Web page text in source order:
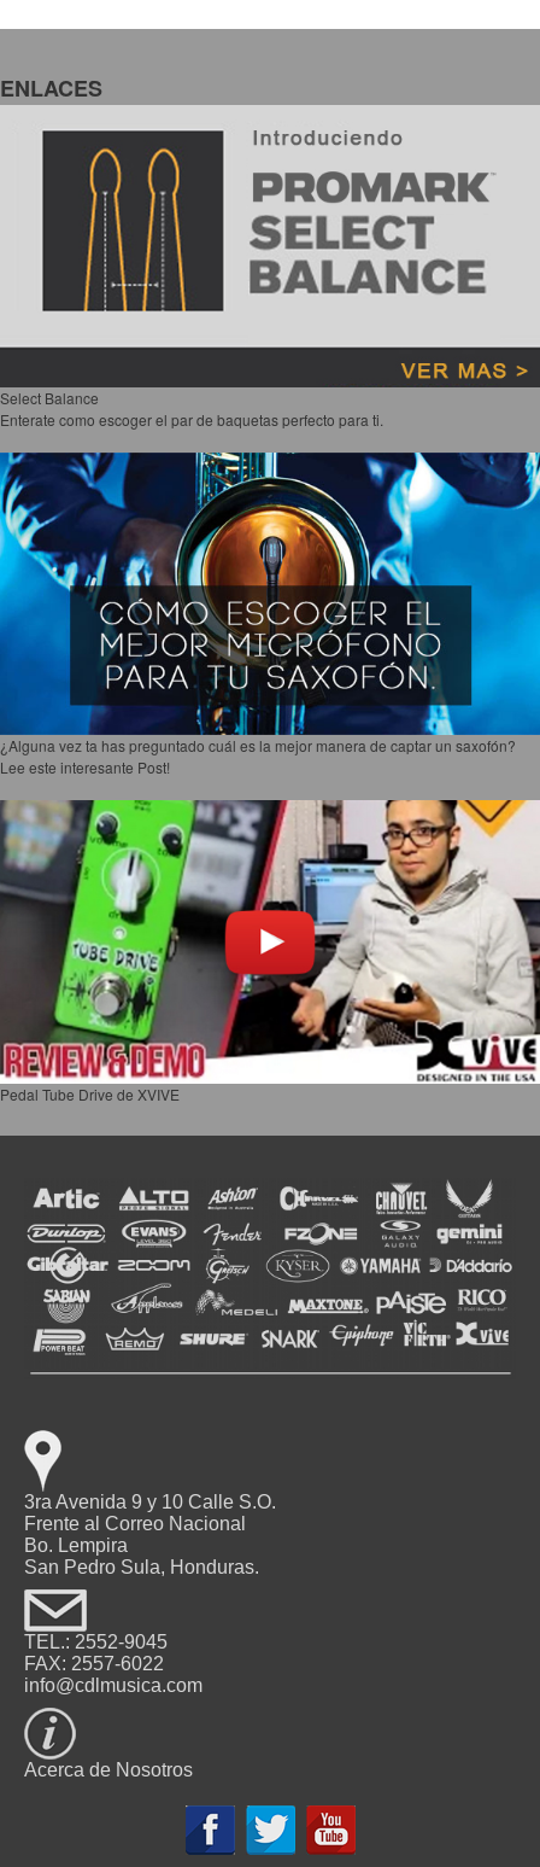
Accesorios
Mandolina
Mariachi
Accesorios
Cuerdas
Cuerdas
Guitarra Metal
Guitarra Nylon
Guitarra Electrica
Bajo
Otros instrumentos de arco
Otros instrumentos de Cuerdas
ENLACES
Select Balance
Enterate como escoger el par de baquetas perfecto para ti.
¿Alguna vez ta has preguntado cuál es la mejor manera de captar un saxofón?
Lee este interesante Post!
Pedal Tube Drive de XVIVE
3ra Avenida 9 y 10 Calle S.O.
Frente al Correo Nacional
Bo. Lempira
San Pedro Sula, Honduras.
TEL.: 2552-9045
FAX: 2557-6022
info@cdlmusica.com
Acerca de Nosotros